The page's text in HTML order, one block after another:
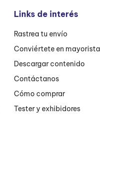
Links de interés
Rastrea tu envío
Conviértete en mayorista
Descargar contenido
Contáctanos
Cómo comprar
Tester y exhibidores